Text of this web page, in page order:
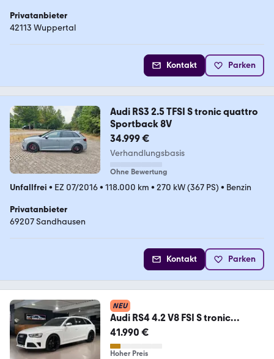
Privatanbieter
42113 Wuppertal
Kontakt Parken
Audi RS3 2.5 TFSI S tronic quattro
Sportback 8V
34.999 €
Verhandlungsbasis
Ohne Bewertung
Unfallfrei • EZ 07/2016• 118.000 km • 270 kW (367 PS) • Benzin
Privatanbieter
69207 Sandhausen
Kontakt Parken
NEU
Audi RS4 4.2 V8 FSI S tronic
quattro Avant NAVI TEMPO
41.990 €
Hoher Preis